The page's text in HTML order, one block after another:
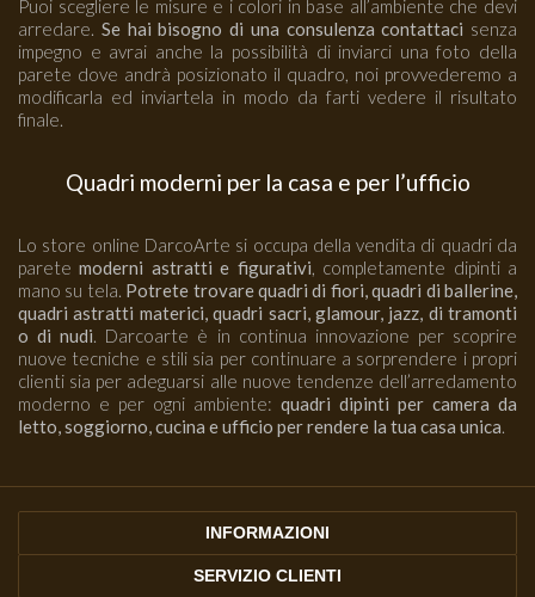
Riflesso
Schizzi
Scie
Trama
DIPINTI FIGURATIVI
Quadri Composizioni Figurative
Quadri Glamour
Quadri Jazz
Quadri Miscellanea
Quadri Sguardo
Puoi scegliere le misure e i colori in base all’ambiente che devi
arredare. Se hai bisogno di una consulenza contattaci senza
impegno e avrai anche la possibilità di inviarci una foto della
parete dove andrà posizionato il quadro, noi provvederemo a
modificarla ed inviartela in modo da farti vedere il risultato
finale.
Quadri moderni per la casa e per l’ufficio
Lo store online DarcoArte si occupa della vendita di quadri da
paretemoderni astratti e figurativi, completamente dipinti a
mano su tela. Potrete trovare quadri di fiori, quadri di ballerine,
quadri astratti materici, quadri sacri, glamour, jazz, di tramonti
o di nudi. Darcoarte è in continua innovazione per scoprire
nuove tecniche e stili sia per continuare a sorprendere i propri
clienti sia per adeguarsi alle nuove tendenze dell’arredamento
moderno e per ogni ambiente: quadri dipinti per camera da
letto, soggiorno, cucina e ufficio per rendere la tua casa unica.
INFORMAZIONI
SERVIZIO CLIENTI